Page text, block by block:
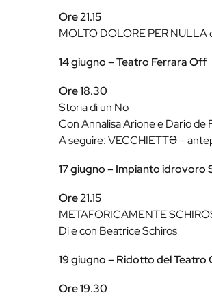
Ore 21.15
MOLTO DOLORE PER NULLA
14 giugno – Teatro Ferrara Off
Ore 18.30
Storia di un No
Con Annalisa Arione e Dario de
A seguire: VECCHIETTƏ –
17 giugno – Impianto idrovoro
Ore 21.15
METAFORICAMENTE
Di e con Beatrice Schiros
19 giugno – Ridotto del Teatro
Ore 19.30